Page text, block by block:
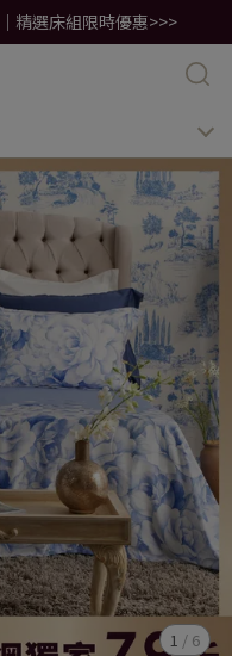
精選床組限時優惠>>>
1 / 6